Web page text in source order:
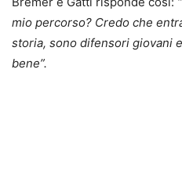
mio percorso? Credo che
storia, sono difensori giovani
bene”.